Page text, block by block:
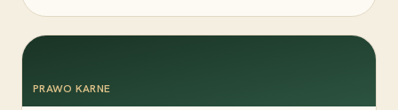
PRAWO KARNE